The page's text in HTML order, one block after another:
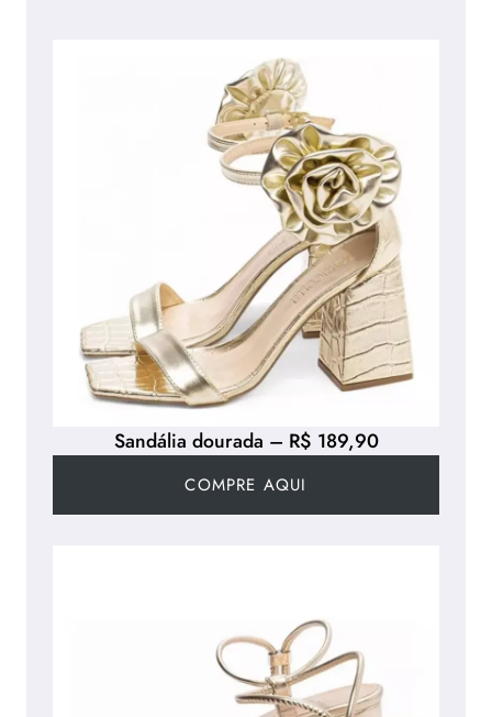
Sandália dourada – R$ 189,90
COMPRE AQUI